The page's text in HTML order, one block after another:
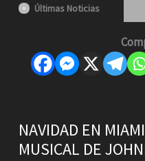
Últimas Noticias
NAVIDAD EN
MUSICAL DE